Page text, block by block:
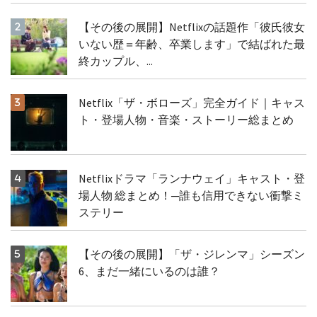
【その後の展開】Netflixの話題作「彼氏彼女
いない歴＝年齢、卒業します」で結ばれた最
終カップル、...
Netflix「ザ・ボローズ」完全ガイド｜キャス
ト・登場人物・音楽・ストーリー総まとめ
Netflixドラマ「ランナウェイ」キャスト・登
場人物 総まとめ！─誰も信用できない衝撃ミ
ステリー
【その後の展開】「ザ・ジレンマ」シーズン
6、まだ一緒にいるのは誰？